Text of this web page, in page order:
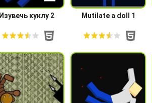
Изувечь куклу 2 Mutilate a doll 1